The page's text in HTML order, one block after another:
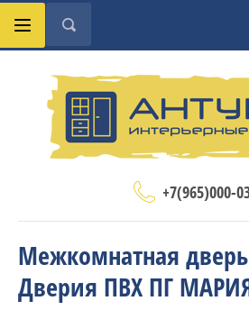
+7(965)000-
Межкомнатная дверь
Дверия ПВХ ПГ